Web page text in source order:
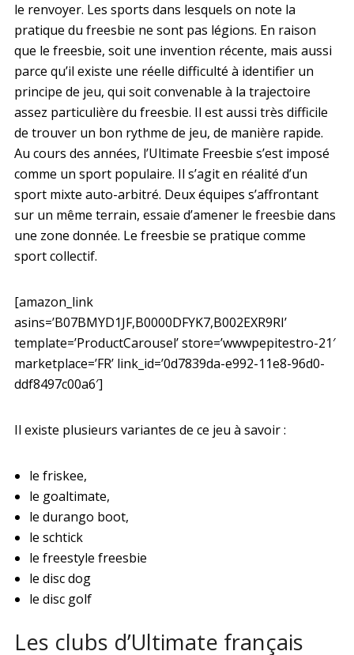
le renvoyer. Les sports dans lesquels on note la
pratique du freesbie ne sont pas légions. En raison
que le freesbie, soit une invention récente, mais aussi
parce qu’il existe une réelle difficulté à identifier un
principe de jeu, qui soit convenable à la trajectoire
assez particulière du freesbie. Il est aussi très difficile
de trouver un bon rythme de jeu, de manière rapide.
Au cours des années, l’Ultimate Freesbie s’est imposé
comme un sport populaire. Il s’agit en réalité d’un
sport mixte auto-arbitré. Deux équipes s’affrontant
sur un même terrain, essaie d’amener le freesbie dans
une zone donnée. Le freesbie se pratique comme
sport collectif.
[amazon_link
asins=’B07BMYD1JF,B0000DFYK7,B002EXR9RI’
template=’ProductCarousel’ store=’wwwpepitestro-21′
marketplace=’FR’ link_id=’0d7839da-e992-11e8-96d0-
ddf8497c00a6′]
Il existe plusieurs variantes de ce jeu à savoir :
le friskee,
le goaltimate,
le durango boot,
le schtick
le freestyle freesbie
le disc dog
le disc golf
Les clubs d’Ultimate français